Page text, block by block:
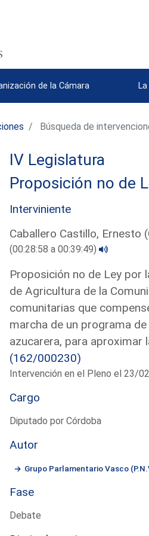
de la Cámara
Búsqueda de
IV Legislatura
Proposición no de
Interviniente
Caballero Castillo, Ernesto
(00:28:58 a 00:39:49)
Proposición no de Ley por
de Agricultura de la
comunitarias que
marcha de un programa
azucarera, para aproximar
(162/000230)
Intervención en el Pleno el 23/
Cargo
Diputado por Córdoba
Autor
Grupo Parlamentario Vasco
Fase
Debate